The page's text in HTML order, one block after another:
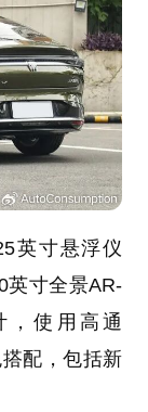
英寸悬浮仪
英寸全景AR-
，使用高通
配，包括新